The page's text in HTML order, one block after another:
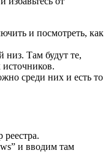
и посмотреть, как
низ. Там будут те,
среди них и есть то
реестра.
и вводим там